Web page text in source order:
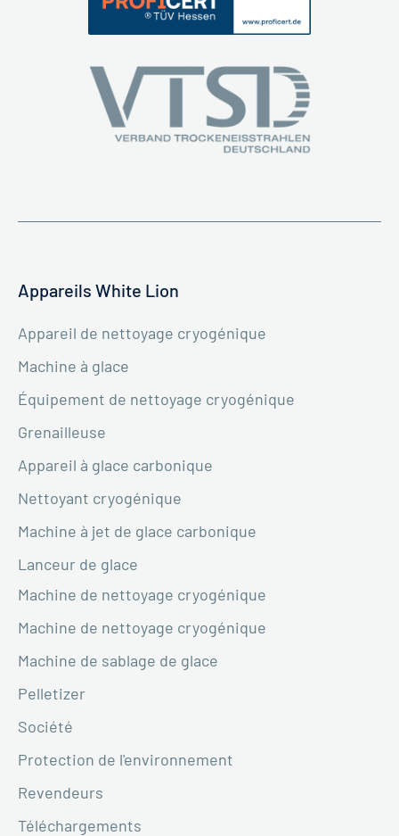
Appareils White Lion
Appareil de nettoyage cryogénique
Machine à glace
Équipement de nettoyage cryogénique
Grenailleuse
Appareil à glace carbonique
Nettoyant cryogénique
Machine à jet de glace carbonique
Lanceur de glace
Machine de nettoyage cryogénique
Machine de nettoyage cryogénique
Machine de sablage de glace
Pelletizer
Société
Protection de l'environnement
Revendeurs
Téléchargements